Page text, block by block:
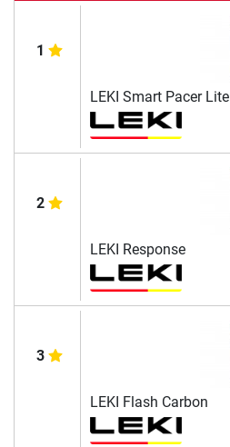
1
LEKI Smart Pacer Lite
2
LEKI Response
3
LEKI Flash Carbon